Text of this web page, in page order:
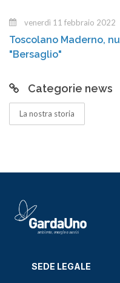
venerdì 11 febbraio 2022
Maderno,
Categorie news
La nostra storia
SEDE LEGALE